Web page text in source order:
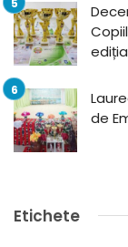
de
Etichete